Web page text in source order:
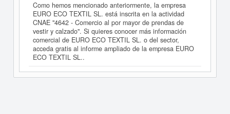
Como hemos mencionado anteriormente, la empresa
EURO ECO TEXTIL SL. está inscrita en la actividad
CNAE "4642 - Comercio al por mayor de prendas de
vestir y calzado". Si quieres conocer más información
comercial de EURO ECO TEXTIL SL. o del sector,
acceda gratis al informe ampliado de la empresa EURO
ECO TEXTIL SL..